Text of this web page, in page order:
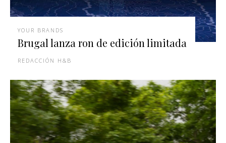
YOUR BRANDS
Brugal lanza ron de edición limitada
REDACCIÓN H&B